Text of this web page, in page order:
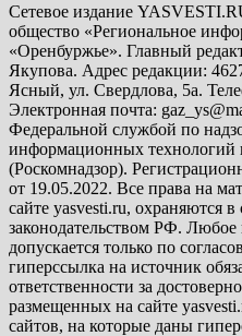
Сетевое издание
общество «Региональное
«Оренбуржье». Главный
Якупова. Адрес редакции:
Ясный, ул. Свердлова, 5а.
Электронная почта:
Федеральной службой по
информационных
(Роскомнадзор).
от 19.05.2022. Все права на
сайте yasvesti.ru, охраняются в
законодательством РФ. Любое
допускается только по
гиперссылка на источник
ответственности за
размещенных на сайте
сайтов, на которые даны